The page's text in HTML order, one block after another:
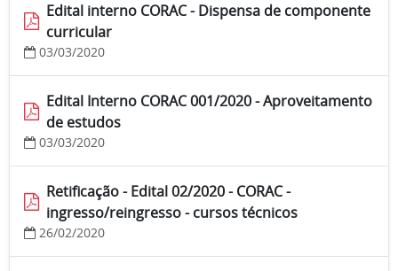
Edital interno CORAC - Dispensa de componente
curricular
03/03/2020
Edital Interno CORAC 001/2020 - Aproveitamento
de estudos
03/03/2020
Retificação - Edital 02/2020 - CORAC -
ingresso/reingresso - cursos técnicos
26/02/2020